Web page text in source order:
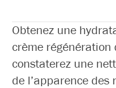
Obtenez une
crème régénération
constaterez une
de l’apparence des